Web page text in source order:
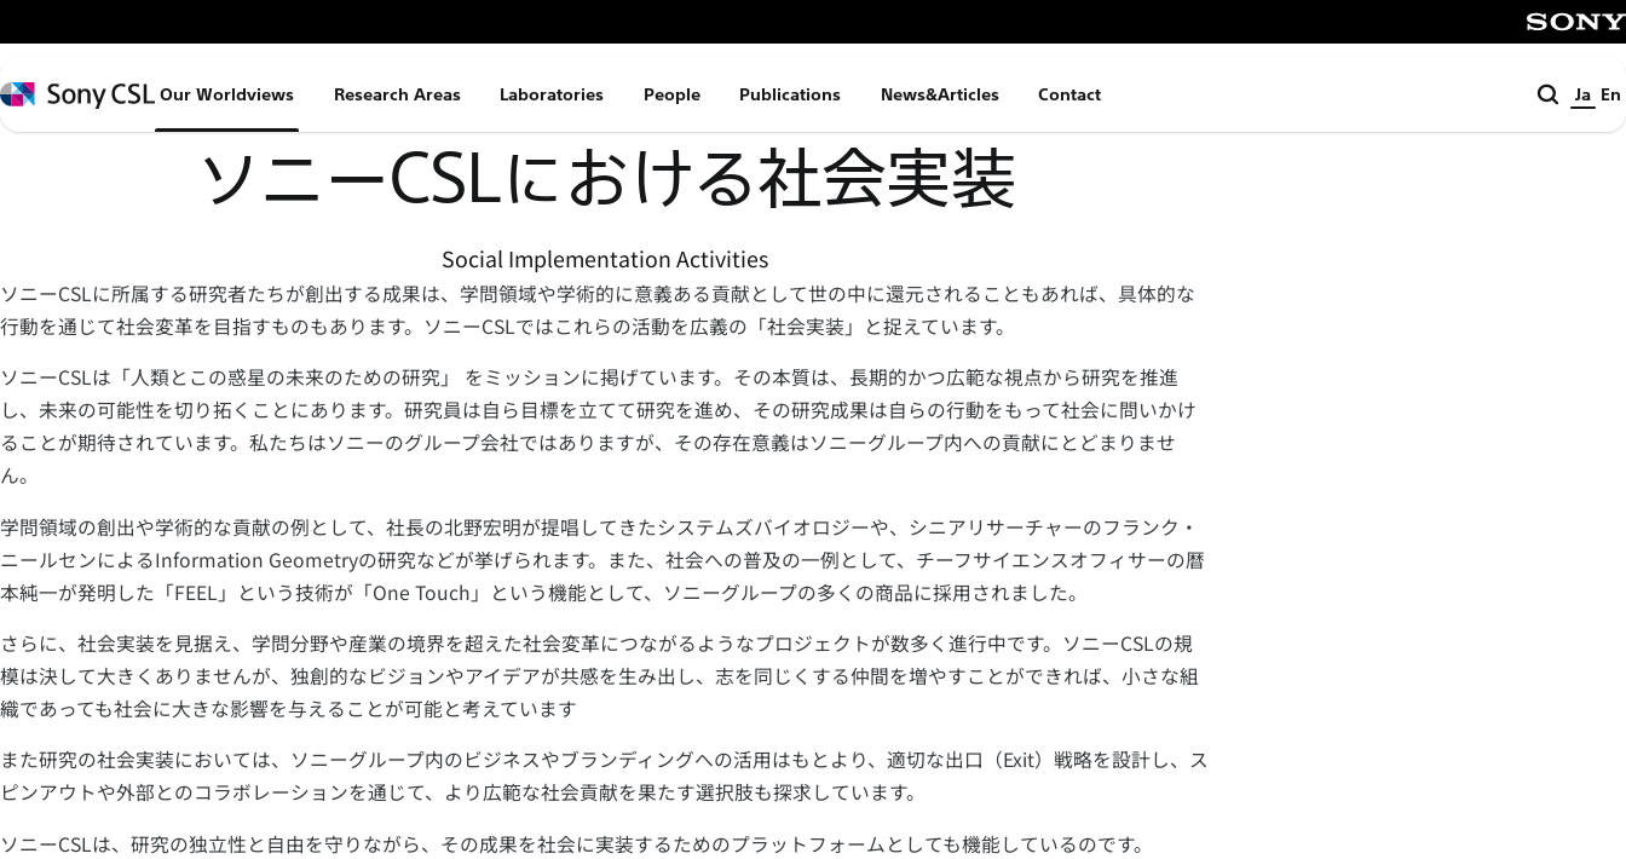
イ
ン
コ
ス
キ
ッ
プ
Sony
Our Worldviews Research Areas Laboratories People Publications News&Articles Contact
検
索
Ja En
ソニーCSLにおける社会実装
Social Implementation Activities
ソニーCSLに所属する研究者たちが創出する成果は、学問領域や学術的に意義ある貢献として世の中に還元されることもあれば、具体的な
行動を通じて社会変革を目指すものもあります。ソニーCSLではこれらの活動を広義の「社会実装」と捉えています。
ソニーCSLは「人類とこの惑星の未来のための研究」 をミッションに掲げています。その本質は、長期的かつ広範な視点から研究を推進
し、未来の可能性を切り拓くことにあります。研究員は自ら目標を立てて研究を進め、その研究成果は自らの行動をもって社会に問いかけ
ることが期待されています。私たちはソニーのグループ会社ではありますが、その存在意義はソニーグループ内への貢献にとどまりませ
ん。
学問領域の創出や学術的な貢献の例として、社長の北野宏明が提唱してきたシステムズバイオロジーや、シニアリサーチャーのフランク・
ニールセンによるInformation Geometryの研究などが挙げられます。また、社会への普及の一例として、チーフサイエンスオフィサーの暦
本純一が発明した「FEEL」という技術が「One Touch」という機能として、ソニーグループの多くの商品に採用されました。
さらに、社会実装を見据え、学問分野や産業の境界を超えた社会変革につながるようなプロジェクトが数多く進行中です。ソニーCSLの規
模は決して大きくありませんが、独創的なビジョンやアイデアが共感を生み出し、志を同じくする仲間を増やすことができれば、小さな組
織であっても社会に大きな影響を与えることが可能と考えています
また研究の社会実装においては、ソニーグループ内のビジネスやブランディングへの活用はもとより、適切な出口（Exit）戦略を設計し、ス
ピンアウトや外部とのコラボレーションを通じて、より広範な社会貢献を果たす選択肢も探求しています。
ソニーCSLは、研究の独立性と自由を守りながら、その成果を社会に実装するためのプラットフォームとしても機能しているのです。